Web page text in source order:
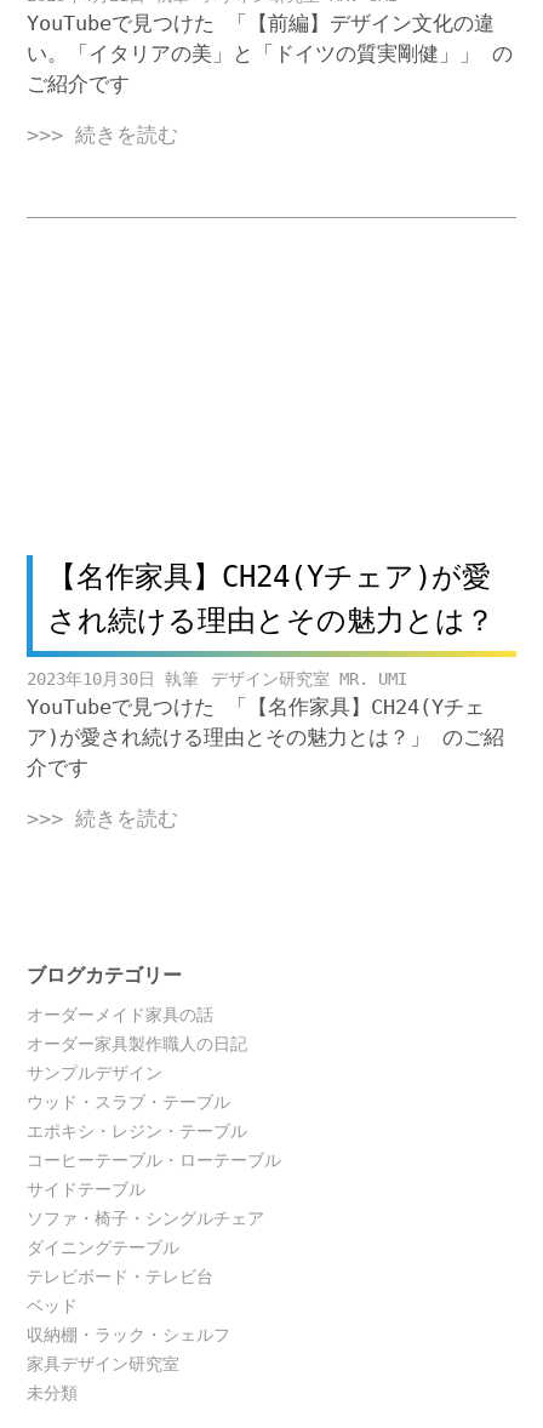
YouTubeで見つけた 「【前編】デザイン文化の違
い。「イタリアの美」と「ドイツの質実剛健」」 の
ご紹介です
>>> 続きを読む
【名作家具】CH24(Yチェア)が愛
され続ける理由とその魅力とは？
2023年10月30日 デザイン研究室 MR. UMI
YouTubeで見つけた 「【名作家具】CH24(Yチェ
ア)が愛され続ける理由とその魅力とは？」 のご紹
介です
>>> 続きを読む
ブログカテゴリー
オーダーメイド家具の話
オーダー家具製作職人の日記
サンプルデザイン
ウッド・スラブ・テーブル
エポキシ・レジン・テーブル
コーヒーテーブル・ローテーブル
サイドテーブル
ソファ・椅子・シングルチェア
ダイニングテーブル
テレビボード・テレビ台
ベッド
収納棚・ラック・シェルフ
家具デザイン研究室
未分類